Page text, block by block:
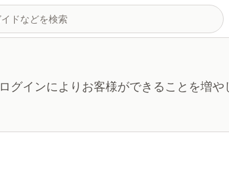
グインによりお客様ができることを増や